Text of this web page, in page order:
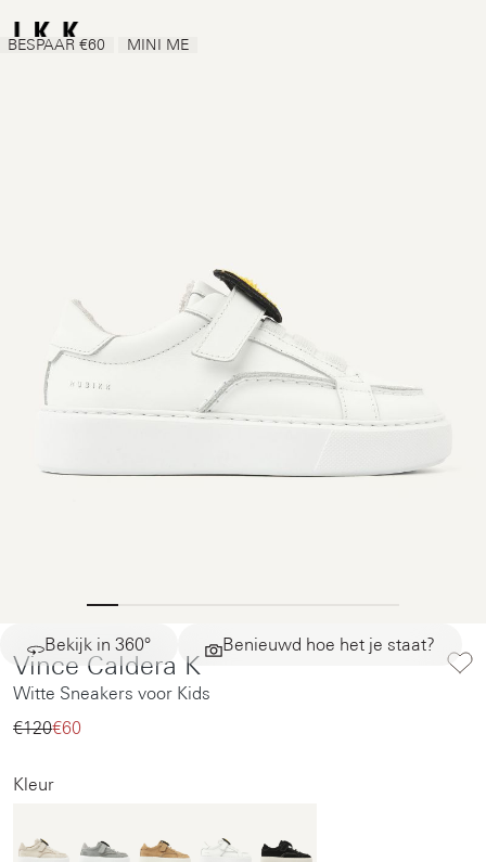
Bekijk in 360° Benieuwd hoe het je staat?
BESPAAR €60 MINI ME
Vince Caldera K
Witte Sneakers voor Kids
€120‌€60‌
Kleur